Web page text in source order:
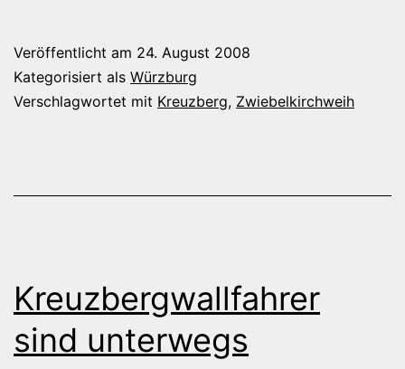
Wallfahrer
in
Veröffentlicht am 24. August 2008
Kategorisiert als Würzburg
Verschlagwortet mit Kreuzberg, Zwiebelkirchweih
Kreuzbergwallfahrer
sind unterwegs